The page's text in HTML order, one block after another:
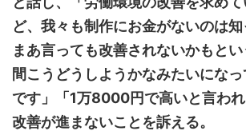
ど、我々も制作にお金がないのは知
まあ言っても改善されないかもと
間こうどうしようかなみたいにな
です」「1万8000円で高いと言わ
改善が進まないことを訴える。